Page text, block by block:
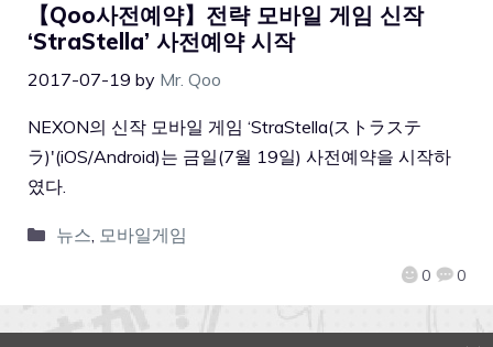
【Qoo사전예약】전략 모바일 게임 신작
‘StraStella’ 사전예약 시작
2017-07-19 by Mr. Qoo
0 0
NEXON의 신작 모바일 게임 ‘StraStella(ストラステ
ラ)'(iOS/Android)는 금일(7월 19일) 사전예약을 시작하
였다.
뉴스, 모바일게임